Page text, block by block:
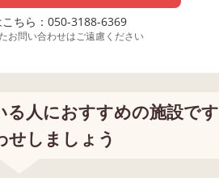
ちら：050-3188-6369
お問い合わせはご遠慮ください
る人におすすめの施設です
せしましょう